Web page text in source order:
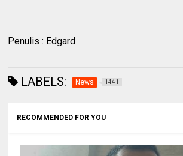
Penulis : Edgard
LABELS: News 1441
RECOMMENDED FOR YOU